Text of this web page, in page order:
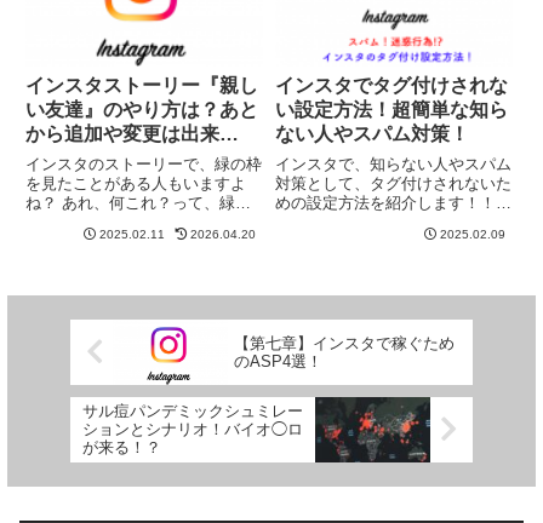
インスタストーリー『親し
い友達』のやり方は？あと
から追加や変更は出来
る！？
インスタのストーリーで、緑の枠
を見たことがある人もいますよ
ね？ あれ、何これ？って、緑枠
しい友達』って文字！どういう意
から追加できる？そもそも親しい
友達...
2025.02.11 2026.04.20
インスタでタグ付けされな
い設定方法！超簡単な知ら
ない人やスパム対策！
インスタで、知らない人やスパム
対策として、タグ付けされないた
めの設定方法を紹介します！！今
ムです。しかも何度も来ます。知
ないように設定しておけば、今
ま...
2025.02.09
【第七章】インスタで稼ぐため
のASP4選！
サル痘パンデミックシュミレー
ションとシナリオ！バイオ◯ロ
が来る！？